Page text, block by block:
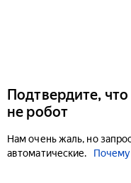
Подтвердите,
не робот
Нам очень жаль, но
автоматические.
Почему